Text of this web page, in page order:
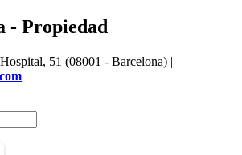
- Propiedad
51 (08001 - Barcelona) |